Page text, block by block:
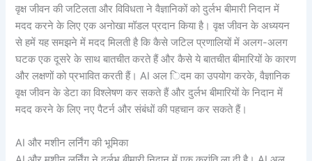
वृक्ष जीवन की जटिलता और विविधता ने वैज्ञानिकों को दुर्लभ बीमारी निदान में
मदद करने के लिए एक अनोखा मॉडल प्रदान किया है। वृक्ष जीवन के अध्ययन
से हमें यह समझने में मदद मिलती है कि कैसे जटिल प्रणालियों में अलग-अलग
घटक एक दूसरे के साथ बातचीत करते हैं और कैसे ये बातचीत बीमारियों के कारण
और लक्षणों को प्रभावित करती हैं। AI अल िदम का उपयोग करके, वैज्ञानिक
वृक्ष जीवन के डेटा का विश्लेषण कर सकते हैं और दुर्लभ बीमारियों के निदान में
मदद करने के लिए नए पैटर्न और संबंधों की पहचान कर सकते हैं।
AI और मशीन लर्निंग की भूमिका